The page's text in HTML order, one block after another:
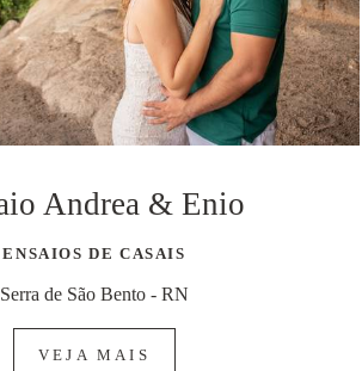
Andrea & Enio
ENSAIOS DE CASAIS
Serra de São Bento - RN
VEJA MAIS